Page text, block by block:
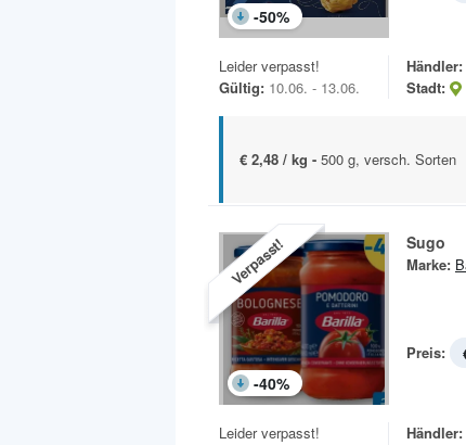
-50%
Leider verpasst!
Gültig: 10.06. - 13.06.
Händler:
Stadt:
€ 2,48 / kg - 500 g, versch. Sorten
Verpasst!
-40%
Sugo
Marke:
Preis:
Leider verpasst!
Händler: